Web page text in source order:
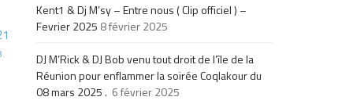
Kent1 & Dj M’sy – Entre nous ( Clip officiel ) –
Fevrier 2025 8 février 2025
DJ M’Rick & DJ Bob venu tout droit de l’île de la
Réunion pour enflammer la soirée Coqlakour du
08 mars 2025 . 6 février 2025